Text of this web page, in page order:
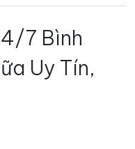
7 Bình
Uy Tín,